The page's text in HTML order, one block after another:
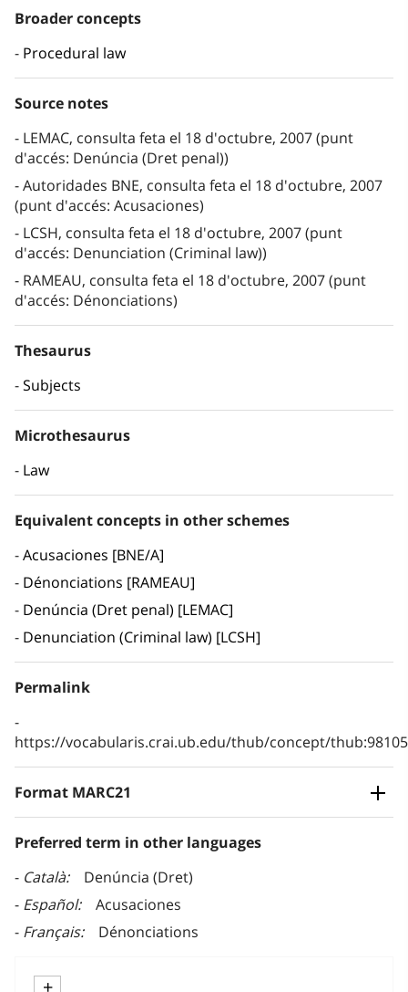
Broader concepts
Procedural law
Source notes
LEMAC, consulta feta el 18 d'octubre, 2007 (punt
d'accés: Denúncia (Dret penal))
Autoridades BNE, consulta feta el 18 d'octubre, 2007
(punt d'accés: Acusaciones)
LCSH, consulta feta el 18 d'octubre, 2007 (punt
d'accés: Denunciation (Criminal law))
RAMEAU, consulta feta el 18 d'octubre, 2007 (punt
d'accés: Dénonciations)
Thesaurus
Subjects
Microthesaurus
Law
Equivalent concepts in other schemes
Acusaciones [BNE/A]
Dénonciations [RAMEAU]
Denúncia (Dret penal) [LEMAC]
Denunciation (Criminal law) [LCSH]
Permalink
https://vocabularis.crai.ub.edu/thub/concept/
Format MARC21
Preferred term in other languages
Català
Denúncia (Dret)
Español
Acusaciones
Français
Dénonciations